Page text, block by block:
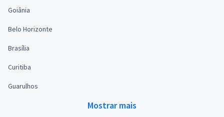
Goiânia
Belo Horizonte
Brasília
Curitiba
Guarulhos
Mostrar mais